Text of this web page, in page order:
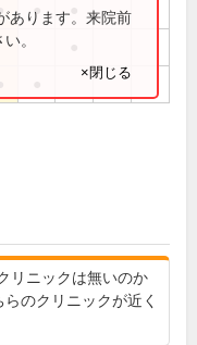
● ●
あります。来院前
。
×閉じる
リニックは無いのか
のクリニックが近く